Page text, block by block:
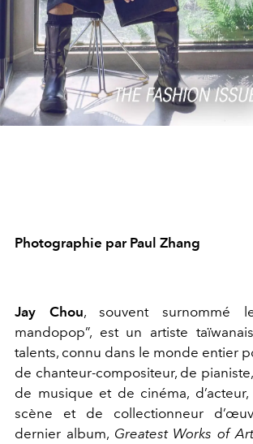
Photographie par Paul Zhang
Jay Chou, souvent surnommé
mandopop”, est un artiste
talents, connu dans le monde entier
de chanteur-compositeur, de
de musique et de cinéma,
scène et de collectionneur
dernier album, Greatest Works of